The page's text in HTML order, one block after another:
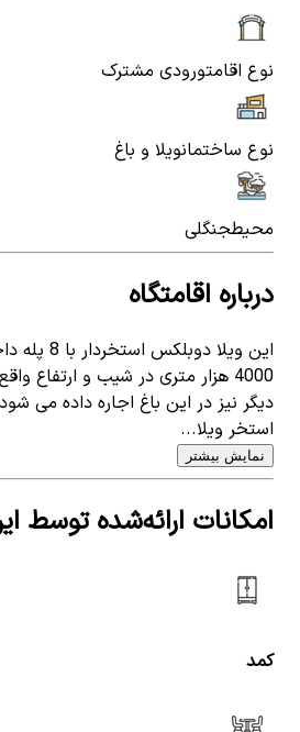
نوع اقامتورودی مشترک
نوع ساختمانویلا و باغ
محیطجنگلی
درباره اقامتگاه
این ویلا
4000 هزار متری در شیب و ارتفاع
دیگر نیز در این باغ اجاره داده می شود
استخر ویلا...
نمایش بیشتر
امکانات ارائه‌شده توسط
کمد